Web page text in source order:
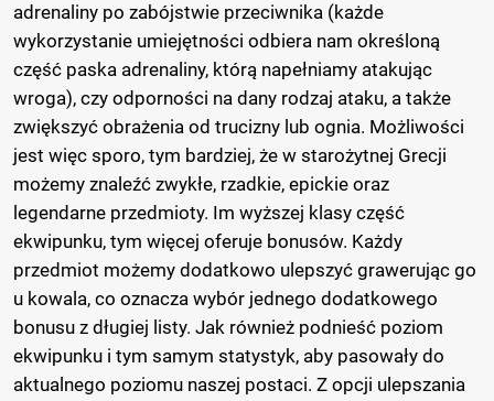
adrenaliny po zabójstwie przeciwnika (każde
wykorzystanie umiejętności odbiera nam określoną
część paska adrenaliny, którą napełniamy atakując
wroga), czy odporności na dany rodzaj ataku, a także
zwiększyć obrażenia od trucizny lub ognia. Możliwości
jest więc sporo, tym bardziej, że w starożytnej Grecji
możemy znaleźć zwykłe, rzadkie, epickie oraz
legendarne przedmioty. Im wyższej klasy część
ekwipunku, tym więcej oferuje bonusów. Każdy
przedmiot możemy dodatkowo ulepszyć grawerując go
u kowala, co oznacza wybór jednego dodatkowego
bonusu z długiej listy. Jak również podnieść poziom
ekwipunku i tym samym statystyk, aby pasowały do
aktualnego poziomu naszej postaci. Z opcji ulepszania